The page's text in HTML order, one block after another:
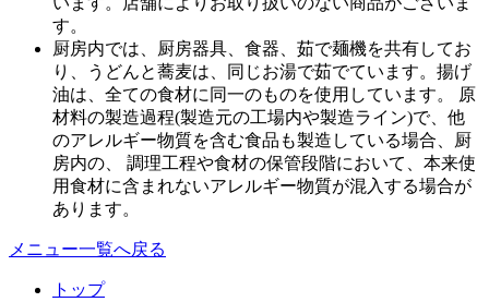
す。
厨房内では、厨房器具、食器、茹で麺機を共有してお
り、うどんと蕎麦は、同じお湯で茹でています。揚げ
油は、全ての食材に同一のものを使用しています。 原
材料の製造過程(製造元の工場内や製造ライン)で、他
のアレルギー物質を含む食品も製造している場合、厨
房内の、 調理工程や食材の保管段階において、本来使
用食材に含まれないアレルギー物質が混入する場合が
あります。
メニュー一覧へ戻る
トップ